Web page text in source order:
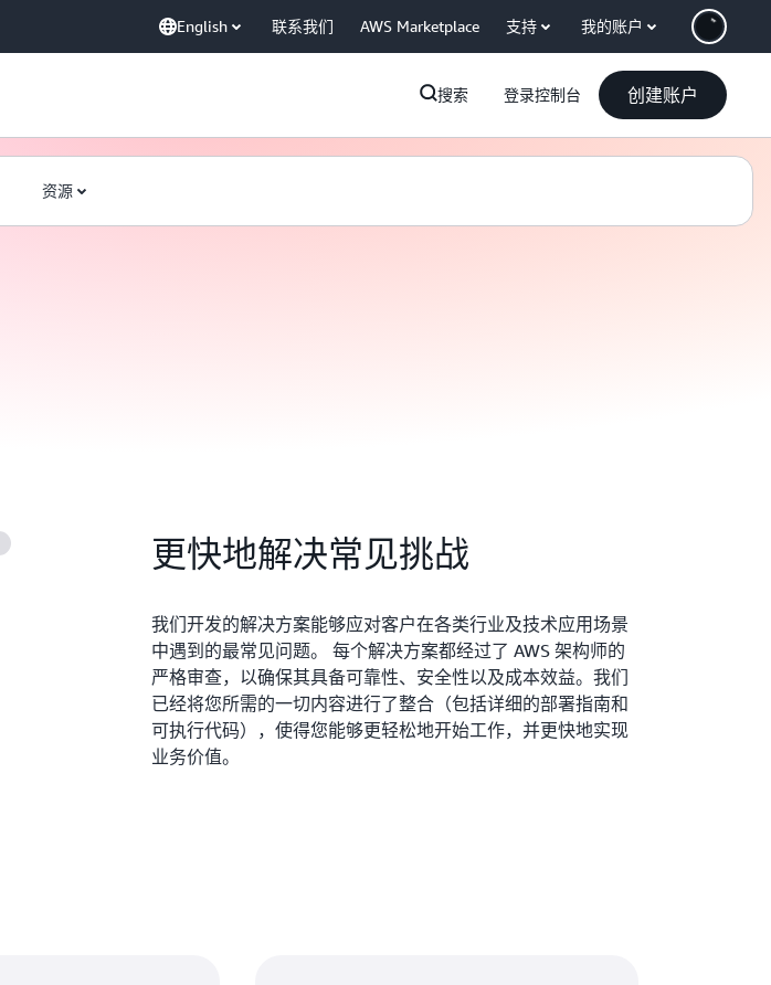
English 联系我们 AWS Marketplace 支持 我的账户
搜索 登录控制台 创建账户
资源
更快地解决常见挑战
我们开发的解决方案能够应对客户在各类行业及技术应用场景
中遇到的最常见问题。 每个解决方案都经过了 AWS 架构师的
严格审查，以确保其具备可靠性、安全性以及成本效益。我们
已经将您所需的一切内容进行了整合（包括详细的部署指南和
可执行代码），使得您能够更轻松地开始工作，并更快地实现
业务价值。